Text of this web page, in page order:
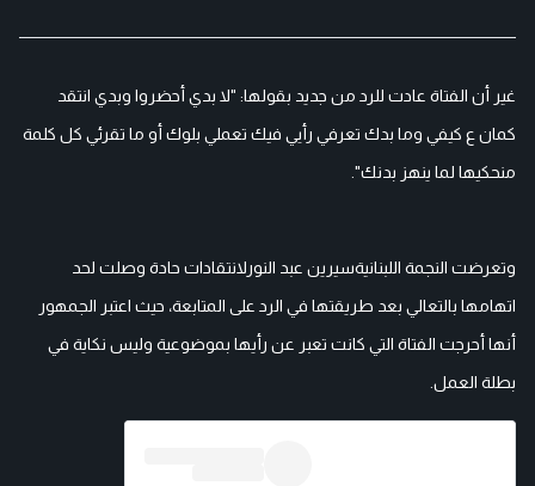
غير أن الفتاة عادت للرد من جديد بقولها: "لا بدي أحضروا وبدي انتقد
كمان ع كيفي وما بدك تعرفي رأيي فيك تعملي بلوك أو ما تقرئي كل كلمة
منحكيها لما ينهز بدنك".
وتعرضت النجمة اللبنانيةسيرين عبد النورلانتقادات حادة وصلت لحد
اتهامها بالتعالي بعد طريقتها في الرد على المتابعة، حيث اعتبر الجمهور
أنها أحرجت الفتاة التي كانت تعبر عن رأيها بموضوعية وليس نكاية في
بطلة العمل.